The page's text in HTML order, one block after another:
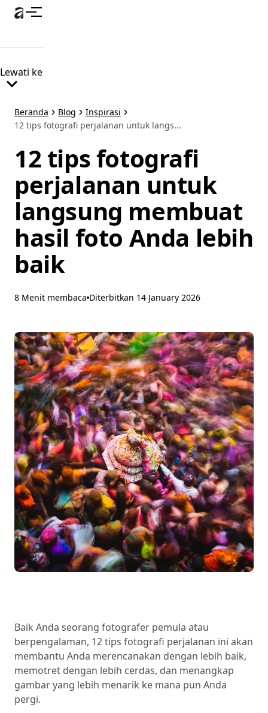
Lewati
utama
Lewati ke
Beranda Blog
Inspirasi
12 tips fotografi perjalanan untuk langs...
12 tips fotografi
perjalanan untuk
langsung membuat
hasil foto Anda lebih
baik
8 Menit membaca Diterbitkan 14 January 2026
Baik Anda seorang fotografer pemula atau
berpengalaman, 12 tips fotografi perjalanan ini akan
membantu Anda merencanakan dengan lebih baik,
memotret dengan lebih cerdas, dan menangkap
gambar yang lebih menarik ke mana pun Anda
pergi.